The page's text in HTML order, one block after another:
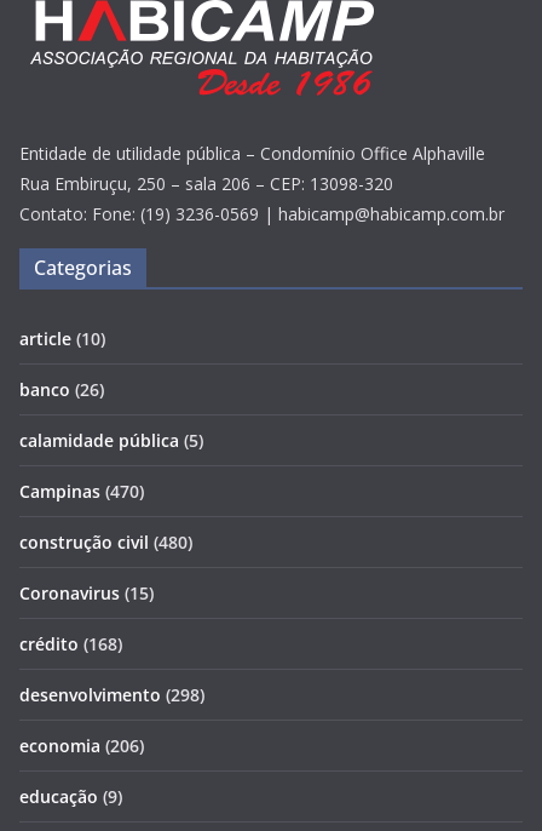
Entidade de utilidade pública – Condomínio Office Alphaville
Rua Embiruçu, 250 – sala 206 – CEP: 13098-320
Contato: Fone: (19) 3236-0569 | habicamp@habicamp.com.br
Categorias
article (10)
banco (26)
calamidade pública (5)
Campinas (470)
construção civil (480)
Coronavirus (15)
crédito (168)
desenvolvimento (298)
economia (206)
educação (9)